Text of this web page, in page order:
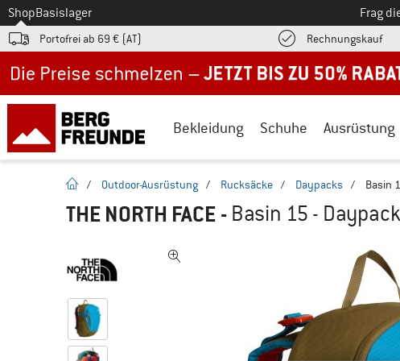
Zum
ShopBasislager Frag
Portofrei ab 69 € (AT) Rechnungskauf
Bekleidung Schuhe Ausrüstung
Startseite
/ Outdoor-Ausrüstung / Rucksäcke / Daypacks / Basin
THE NORTH FACE - Basin 15 - Daypack